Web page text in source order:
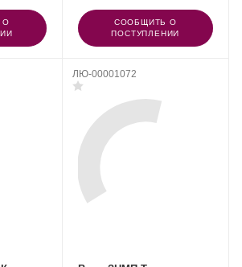
О
СООБЩИТЬ О
ПОСТУПЛЕНИИ
ЛЮ-00001072